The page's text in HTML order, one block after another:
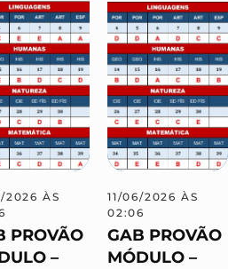
2026 ÀS
PROVÃO
–
11/06/2026 ÀS
02:06
GAB PROVÃO
MÓDULO –